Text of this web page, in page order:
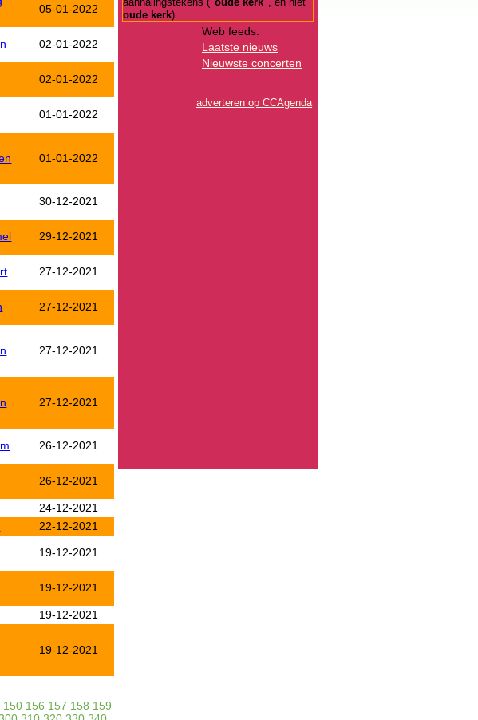
05-01-2022
02-01-2022
02-01-2022
01-01-2022
01-01-2022
30-12-2021
29-12-2021
27-12-2021
27-12-2021
27-12-2021
27-12-2021
26-12-2021
26-12-2021
24-12-2021
22-12-2021
19-12-2021
19-12-2021
19-12-2021
19-12-2021
150 156 157 158 159
oude kerk)
Web feeds:
Laatste nieuws
Nieuwste concerten
adverteren op CCAgenda